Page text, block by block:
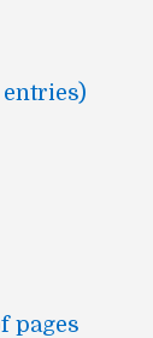
pages